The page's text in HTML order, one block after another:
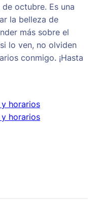
octubre. Es una
la belleza de
más sobre el
lo ven, no olviden
conmigo. ¡Hasta
horarios
horarios